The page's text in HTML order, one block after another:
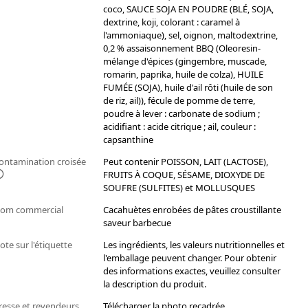
coco, SAUCE SOJA EN POUDRE (BLÉ, SOJA,
dextrine, koji, colorant : caramel à
l'ammoniaque), sel, oignon, maltodextrine,
0,2 % assaisonnement BBQ (Oleoresin-
mélange d'épices (gingembre, muscade,
romarin, paprika, huile de colza), HUILE
FUMÉE (SOJA), huile d'ail rôti (huile de son
de riz, ail)), fécule de pomme de terre,
poudre à lever : carbonate de sodium ;
acidifiant : acide citrique ; ail, couleur :
capsanthine
croisée
Peut contenir POISSON, LAIT (LACTOSE),
FRUITS À COQUE, SÉSAME, DIOXYDE DE
SOUFRE (SULFITES) et MOLLUSQUES
commercial
Cacahuètes enrobées de pâtes croustillante
saveur barbecue
sur l'étiquette
Les ingrédients, les valeurs nutritionnelles et
l'emballage peuvent changer. Pour obtenir
des informations exactes, veuillez consulter
la description du produit.